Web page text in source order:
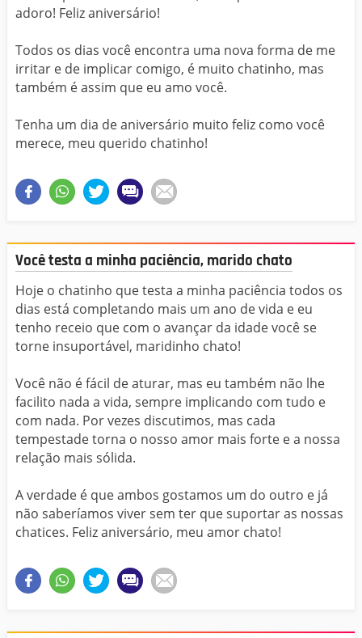
adoro! Feliz aniversário!
Todos os dias você encontra uma nova forma de me
irritar e de implicar comigo, é muito chatinho, mas
também é assim que eu amo você.
Tenha um dia de aniversário muito feliz como você
merece, meu querido chatinho!
Você testa a minha paciência, marido chato
Hoje o chatinho que testa a minha paciência todos os
dias está completando mais um ano de vida e eu
tenho receio que com o avançar da idade você se
torne insuportável, maridinho chato!
Você não é fácil de aturar, mas eu também não lhe
facilito nada a vida, sempre implicando com tudo e
com nada. Por vezes discutimos, mas cada
tempestade torna o nosso amor mais forte e a nossa
relação mais sólida.
A verdade é que ambos gostamos um do outro e já
não saberíamos viver sem ter que suportar as nossas
chatices. Feliz aniversário, meu amor chato!